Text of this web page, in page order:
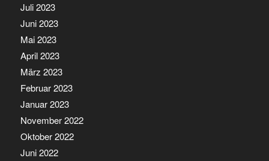
Juli 2023
Juni 2023
Mai 2023
April 2023
März 2023
Februar 2023
Januar 2023
November 2022
Oktober 2022
Juni 2022